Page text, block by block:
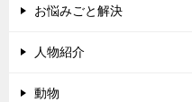
お悩みごと解決
人物紹介
動物